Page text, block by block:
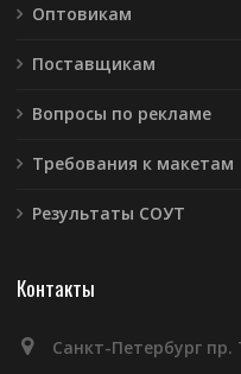
Оптовикам
Поставщикам
Вопросы по рекламе
Требования к макетам
Результаты СОУТ
Контакты
Санкт-Петербург пр.